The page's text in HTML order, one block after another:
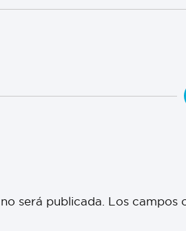
será publicada. Los campos